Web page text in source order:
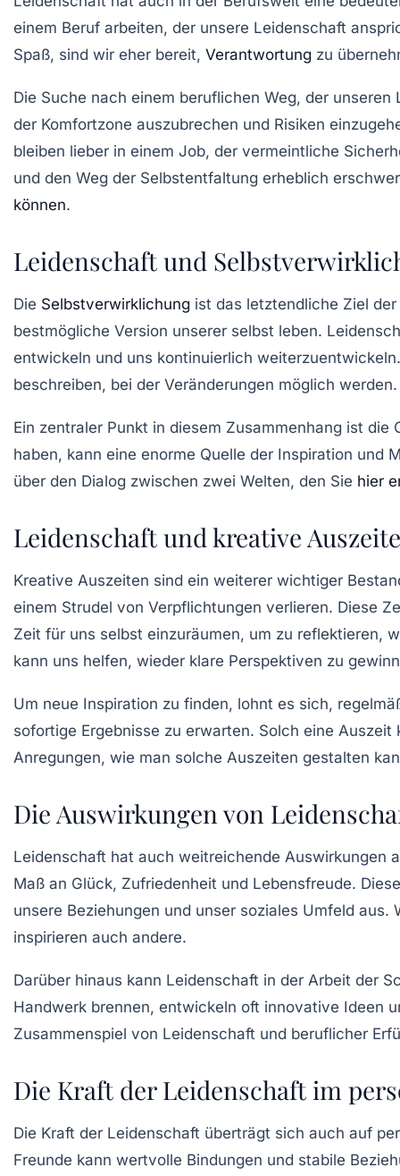
einem Beruf arbeiten, der unsere Leidenschaft
Spaß, sind wir eher bereit, Verantwortung zu
Die Suche nach einem beruflichen Weg, der
der Komfortzone auszubrechen und Risiken
bleiben lieber in einem Job, der vermeintliche
und den Weg der Selbstentfaltung erheblich
können.
Leidenschaft und
Die Selbstverwirklichung ist das letztendliche Ziel
bestmögliche Version unserer selbst leben.
entwickeln und uns kontinuierlich
beschreiben, bei der Veränderungen möglich werden.
Ein zentraler Punkt in diesem Zusammenhang ist
haben, kann eine enorme Quelle der Inspiration und
über den Dialog zwischen zwei Welten, den Sie hier
Leidenschaft und kreative
Kreative Auszeiten sind ein weiterer wichtiger
einem Strudel von Verpflichtungen verlieren. Diese
Zeit für uns selbst einzuräumen, um zu reflektieren,
kann uns helfen, wieder klare Perspektiven zu
Um neue Inspiration zu finden, lohnt es sich,
sofortige Ergebnisse zu erwarten. Solch eine
Anregungen, wie man solche Auszeiten gestalten
Die Auswirkungen von
Leidenschaft hat auch weitreichende Auswirkungen
Maß an Glück, Zufriedenheit und Lebensfreude.
unsere Beziehungen und unser soziales Umfeld
inspirieren auch andere.
Darüber hinaus kann Leidenschaft in der Arbeit der
Handwerk brennen, entwickeln oft innovative Ideen
Zusammenspiel von Leidenschaft und beruflicher
Die Kraft der Leidenschaft im
Die Kraft der Leidenschaft überträgt sich auch auf
Freunde kann wertvolle Bindungen und stabile